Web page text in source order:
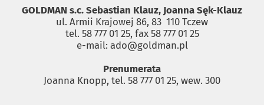
GOLDMAN s.c. Sebastian Klauz, Joanna Sęk-Klauz
ul. Armii Krajowej 86, 83 ­ 110 Tczew
tel. 58 777 01 25, fax 58 777 01 25
e-mail: ado@goldman.pl
Prenumerata
Joanna Knopp, tel. 58 777 01 25, wew. 300